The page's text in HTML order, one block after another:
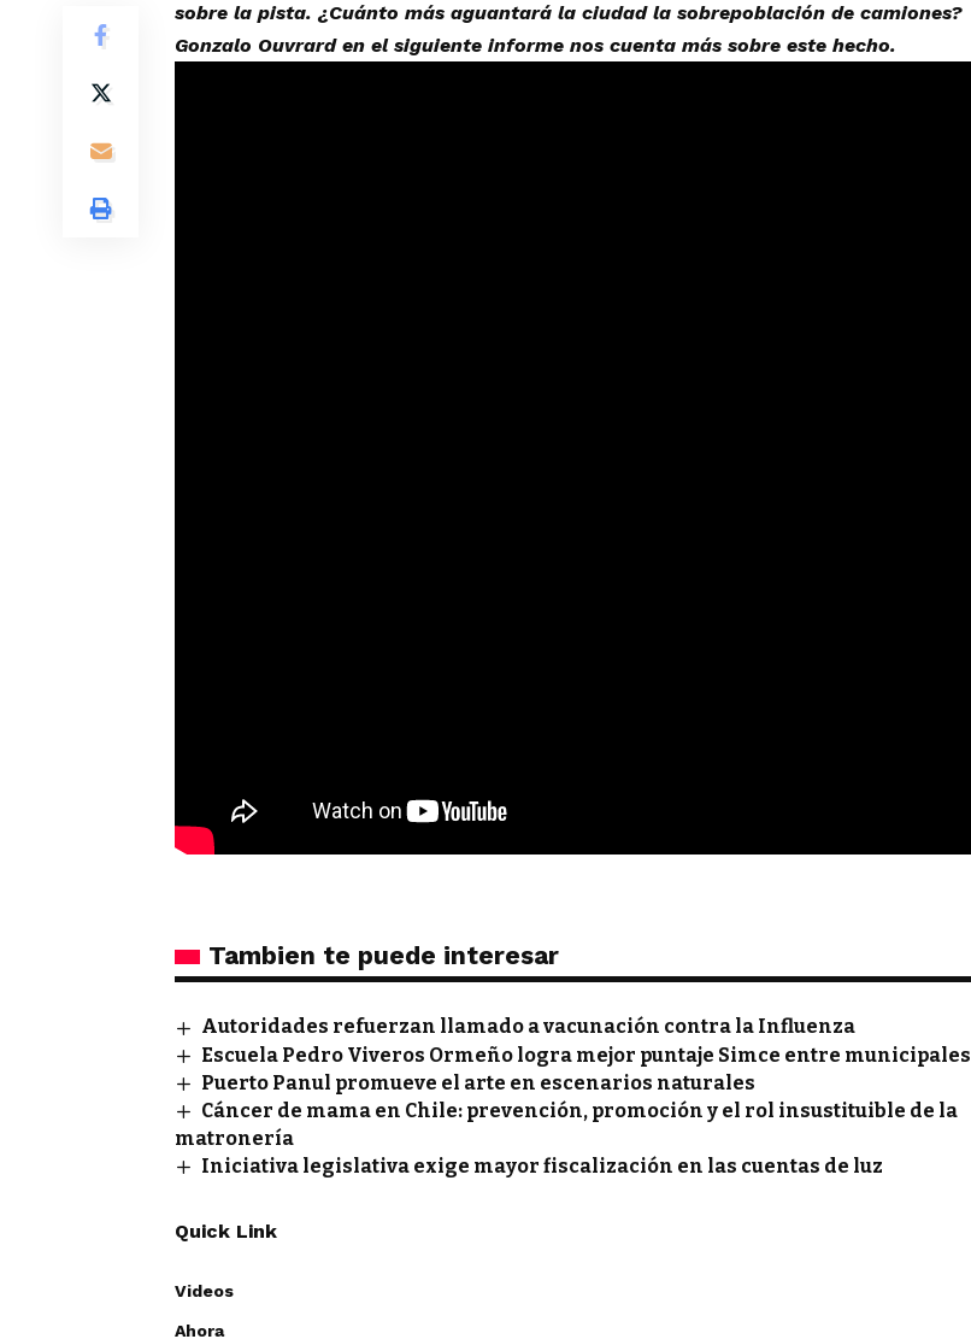
sobre la pista. ¿Cuánto más aguantará la ciudad la sobrepoblación de camiones?
Gonzalo Ouvrard en el siguiente informe nos cuenta más sobre este hecho.
Tambien te puede interesar
Autoridades refuerzan llamado a vacunación contra la Influenza
Escuela Pedro Viveros Ormeño logra mejor puntaje Simce entre municipales
Puerto Panul promueve el arte en escenarios naturales
Cáncer de mama en Chile: prevención, promoción y el rol insustituible de la
matronería
Iniciativa legislativa exige mayor fiscalización en las cuentas de luz
Quick Link
Videos
Ahora